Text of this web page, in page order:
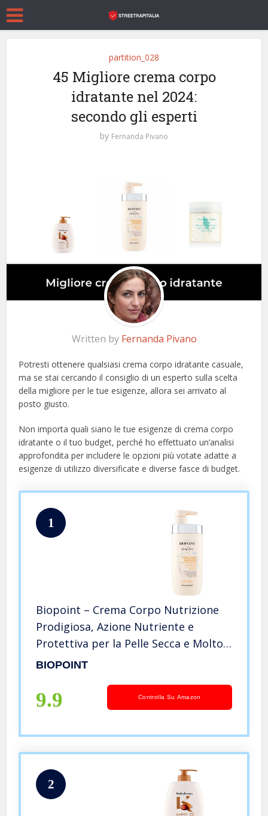
partition_028
45 Migliore crema corpo
idratante nel 2024:
secondo gli esperti
by Fernanda Pivano
Written by Fernanda Pivano
Potresti ottenere qualsiasi crema corpo idratante casuale,
ma se stai cercando il consiglio di un esperto sulla scelta
della migliore per le tue esigenze, allora sei arrivato al
posto giusto.
Non importa quali siano le tue esigenze di crema corpo
idratante o il tuo budget, perché ho effettuato un’analisi
approfondita per includere le opzioni più votate adatte a
esigenze di utilizzo diversificate e diverse fasce di budget.
1
Biopoint – Crema Corpo Nutrizione
Prodigiosa, Azione Nutriente e
Protettiva per la Pelle Secca e Molto
Secca, Ideale per Uomo e Donna,
BIOPOINT
9.9 Controlla Su Amazon
2